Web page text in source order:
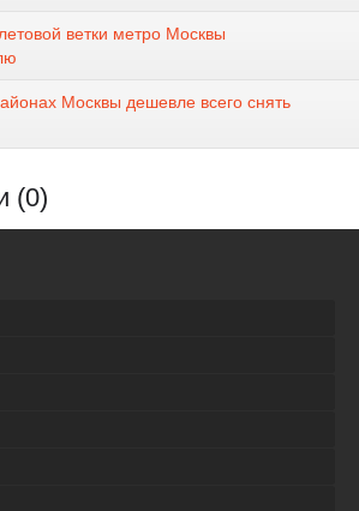
ветки метро Москвы
Москвы дешевле всего снять
(0)